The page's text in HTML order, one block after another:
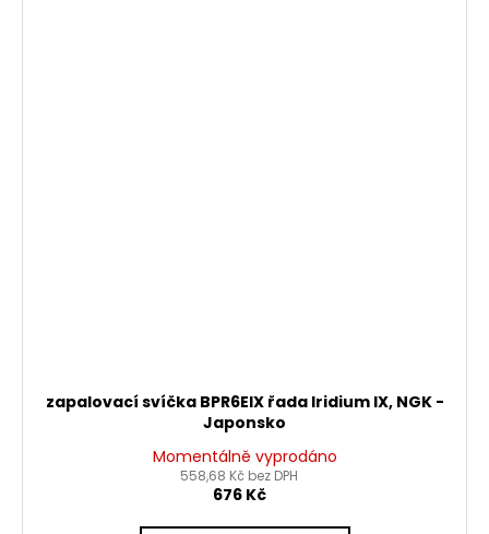
zapalovací svíčka BPR6EIX řada Iridium IX, NGK -
Japonsko
Momentálně vyprodáno
558,68 Kč bez DPH
676 Kč